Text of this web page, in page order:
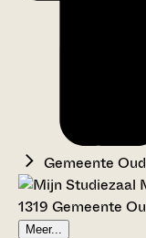
Gemeente
1319 Gemeente
Meer...